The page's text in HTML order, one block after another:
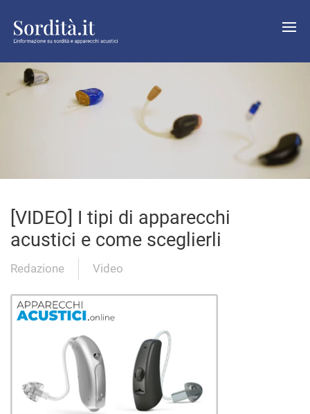
[VIDEO] I tipi di apparecchi
acustici e come sceglierli
Redazione Video